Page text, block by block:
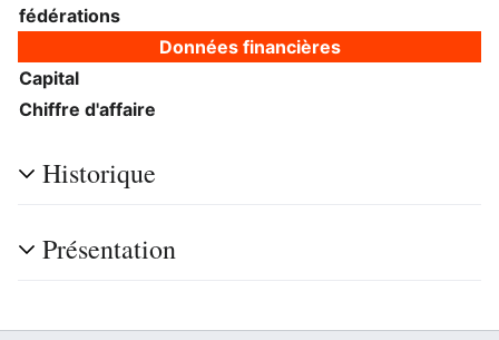
fédérations
Données financières
Capital
Chiffre d'affaire
Historique
Présentation